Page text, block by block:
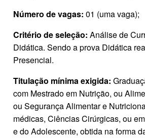
Número de vagas: 01 (uma vaga);
Critério de seleção: Análise de
Didática. Sendo a prova Didática
Presencial.
Titulação mínima exigida:
com Mestrado em Nutrição, ou
ou Segurança Alimentar e
médicas, Ciências Cirúrgicas, ou
e do Adolescente, obtida na forma